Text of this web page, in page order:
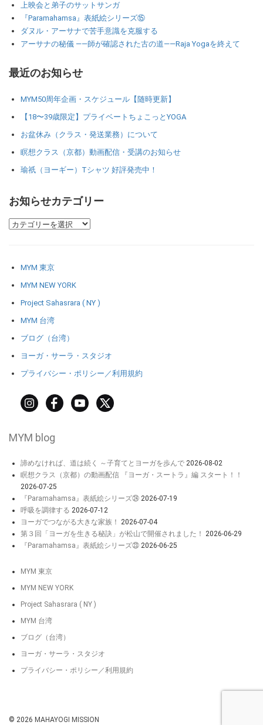
上映会と弟子のサットサンガ
『Paramahamsa』表紙絵シリーズ⑮
ダヌル・アーサナで苦手意識を克服する
アーサナの秘儀 ――師が確認された古の道――Raja Yogaを終えて
最近のお知らせ
MYM50周年企画・スケジュール【随時更新】
【18〜39歳限定】プライベートちょこっとYOGA
お盆休み（クラス・発送業務）について
瞑想クラス（京都）動画配信・受講のお知らせ
瑜祇（ヨーギー）Tシャツ 好評発売中！
お知らせカテゴリー
MYM 東京
MYM NEW YORK
Project Sahasrara ( NY )
MYM 台湾
ブログ（台湾）
ヨーガ・サーラ・スタジオ
プライバシー・ポリシー／利用規約
MYM blog
諦めなければ、道は続く ～子育てとヨーガを歩んで 2026-08-02
瞑想クラス（京都）の動画配信 『ヨーガ・スートラ』編 スタート！！
2026-07-25
『Paramahamsa』表紙絵シリーズ㉔ 2026-07-19
呼吸を調律する 2026-07-12
ヨーガでつながる大きな家族！ 2026-07-04
第３回「ヨーガを生きる秘訣」が松山で開催されました！ 2026-06-29
『Paramahamsa』表紙絵シリーズ㉓ 2026-06-25
MYM 東京
MYM NEW YORK
Project Sahasrara ( NY )
MYM 台湾
ブログ（台湾）
ヨーガ・サーラ・スタジオ
プライバシー・ポリシー／利用規約
© 2026 MAHAYOGI MISSION